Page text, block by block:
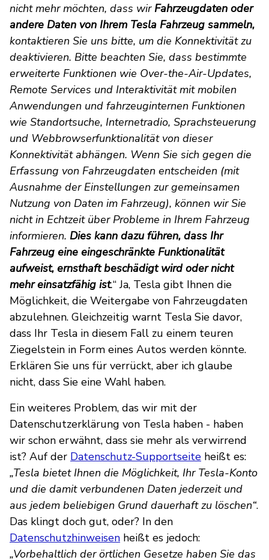
nicht mehr möchten, dass wirFahrzeugdaten oder
andere Daten von Ihrem Tesla Fahrzeug sammeln,
kontaktieren Sie uns bitte, um die Konnektivität zu
deaktivieren. Bitte beachten Sie, dass bestimmte
erweiterte Funktionen wie Over-the-Air-Updates,
Remote Services und Interaktivität mit mobilen
Anwendungen und fahrzeuginternen Funktionen
wie Standortsuche, Internetradio, Sprachsteuerung
und Webbrowserfunktionalität von dieser
Konnektivität abhängen. Wenn Sie sich gegen die
Erfassung von Fahrzeugdaten entscheiden (mit
Ausnahme der Einstellungen zur gemeinsamen
Nutzung von Daten im Fahrzeug), können wir Sie
nicht in Echtzeit über Probleme in Ihrem Fahrzeug
informieren. Dies kann dazu führen, dass Ihr
Fahrzeug eine eingeschränkte Funktionalität
aufweist, ernsthaft beschädigt wird oder nicht
mehr einsatzfähig ist.“ Ja, Tesla gibt Ihnen die
Möglichkeit, die Weitergabe von Fahrzeugdaten
abzulehnen. Gleichzeitig warnt Tesla Sie davor,
dass Ihr Tesla in diesem Fall zu einem teuren
Ziegelstein in Form eines Autos werden könnte.
Erklären Sie uns für verrückt, aber ich glaube
nicht, dass Sie eine Wahl haben.
Ein weiteres Problem, das wir mit der
Datenschutzerklärung von Tesla haben - haben
wir schon erwähnt, dass sie mehr als verwirrend
ist? Auf der Datenschutz-Supportseite heißt es:
„Tesla bietet Ihnen die Möglichkeit, Ihr Tesla-Konto
und die damit verbundenen Daten jederzeit und
aus jedem beliebigen Grund dauerhaft zu löschen“.
Das klingt doch gut, oder? In den
Datenschutzhinweisen heißt es jedoch:
„Vorbehaltlich der örtlichen Gesetze haben Sie das